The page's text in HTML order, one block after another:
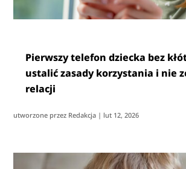
Pierwszy telefon dziecka bez
ustalić zasady korzystania i nie
relacji
utworzone przez Redakcja | lut 12, 2026